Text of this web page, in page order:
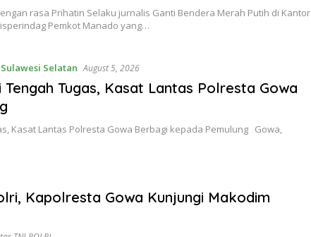
rasa Prihatin Selaku jurnalis Ganti Bendera Merah Putih di Kantor
Pemkot Manado yang…
Sulawesi Selatan August 5, 2026
Tengah Tugas, Kasat Lantas Polresta Gowa
Kasat Lantas Polresta Gowa Berbagi kepada Pemulung Gowa,
Kapolresta Gowa Kunjungi Makodim